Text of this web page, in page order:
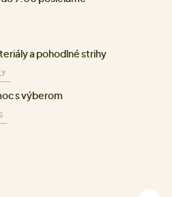
a pohodlné strihy
s výberom